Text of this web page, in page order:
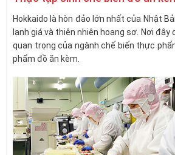
Hokkaido là hòn đảo lớn nhất của Nhật
lạnh giá và thiên nhiên hoang sơ. Nơi
quan trọng của ngành chế biến thực
phẩm đồ ăn kèm.